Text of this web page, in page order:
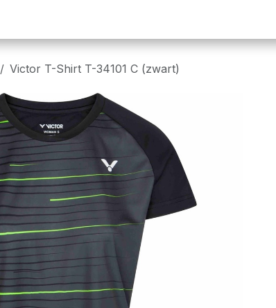
Victor T-Shirt T-34101 C (zwart)